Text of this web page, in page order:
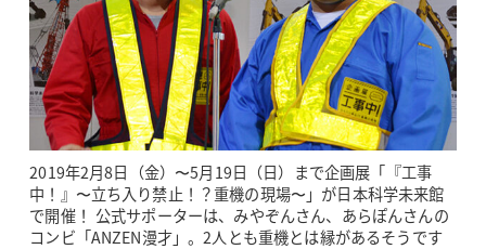
2019年2月8日（金）〜5月19日（日）まで企画展「『工事
中！』〜立ち入り禁止！？重機の現場〜」が日本科学未来館
で開催！ 公式サポーターは、みやぞんさん、あらぽんさんの
コンビ「ANZEN漫才」。2人とも重機とは縁があるそうです